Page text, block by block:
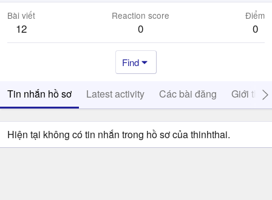
Bài viết
12
Reaction score
0
Điểm
0
Find
Tin nhắn hồ sơ Latest activity Các bài đăng Giới thiệu
Hiện tại không có tin nhắn trong hồ sơ của thinhthai.